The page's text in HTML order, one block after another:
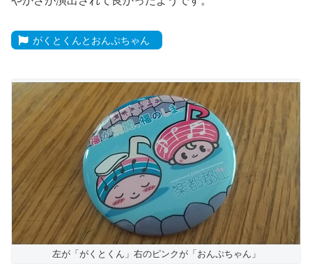
がくとくんとおんぷちゃん
左が「がくとくん」右のピンクが「おんぷちゃん」